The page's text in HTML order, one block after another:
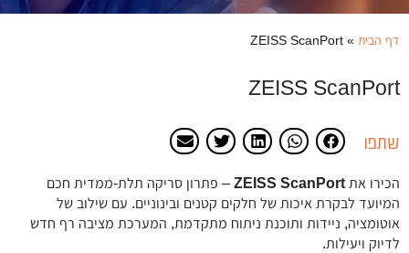
דף הבית »
ZEISS ScanPort
ZEISS ScanPort
שתפו
הכירו את ZEISS ScanPort – פתרון סריקה תלת-ממדית חכם
המיועד לבקרת איכות של חלקים קטנים ובינוניים. עם שילוב של
אוטומציה, ניידות ותוכנת ניתוח מתקדמת, המערכת מציבה רף חדש
לדיוק ויעילות.